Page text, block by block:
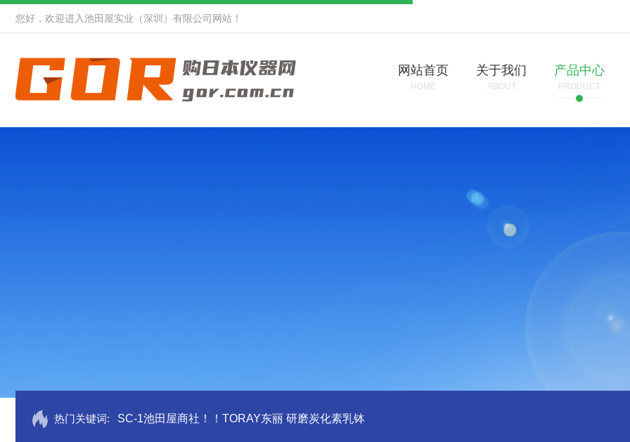
您好，欢迎进入池田屋实业（深圳）有限公司网站！
网站首页
HOME
关于我们
ABOUT
产品中心
PRODUCT
热门关键词: SC-1池田屋商社！！TORAY东丽 研磨炭化素乳钵 AGB-K-0.2-C01-H03池田屋！！TORAY东丽 TZP